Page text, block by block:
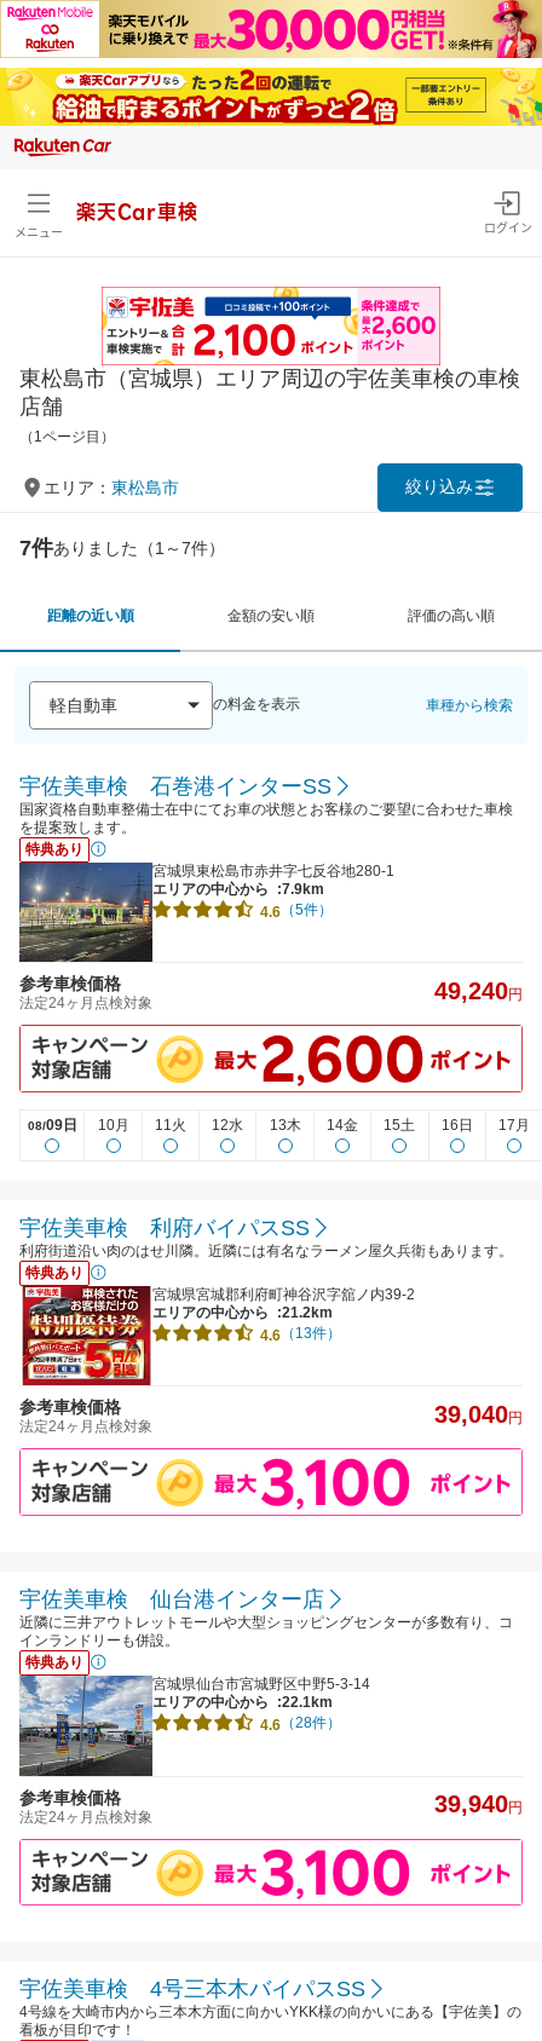
メニュー
楽天Car車検
ログイン
東松島市（宮城県）エリア周辺の宇佐美車検の車検
店舗
（1ページ目）
エリア： 東松島市 絞り込み
7件ありました（1～7件）
距離の近い順 金額の安い順 評価の高い順
の料金を表示 車種から検索
宇佐美車検 石巻港インターSS
国家資格自動車整備士在中にてお車の状態とお客様のご要望に合わせた車検
を提案致します。
特典あり
宮城県東松島市赤井字七反谷地280-1
エリアの中心から
:7.9km
4.6 （5件）
参考車検価格
法定24ヶ月点検対象 49,240円
08/09日 10月 11火 12水 13木 14金 15土 16日 17月
宇佐美車検 利府バイパスSS
利府街道沿い肉のはせ川隣。近隣には有名なラーメン屋久兵衛もあります。
特典あり
宮城県宮城郡利府町神谷沢字舘ノ内39-2
エリアの中心から
:21.2km
4.6 （13件）
参考車検価格
法定24ヶ月点検対象 39,040円
宇佐美車検 仙台港インター店
近隣に三井アウトレットモールや大型ショッピングセンターが多数有り、コ
インランドリーも併設。
特典あり
宮城県仙台市宮城野区中野5-3-14
エリアの中心から
:22.1km
4.6 （28件）
参考車検価格
法定24ヶ月点検対象 39,940円
宇佐美車検 4号三本木バイパスSS
4号線を大崎市内から三本木方面に向かいYKK様の向かいにある【宇佐美】の
看板が目印です！